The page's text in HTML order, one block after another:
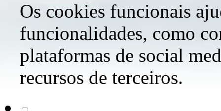
Os cookies funcionais
funcionalidades, como
plataformas de social
recursos de terceiros.